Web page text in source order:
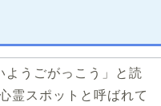
ようごがっこう」と読
霊スポットと呼ばれて